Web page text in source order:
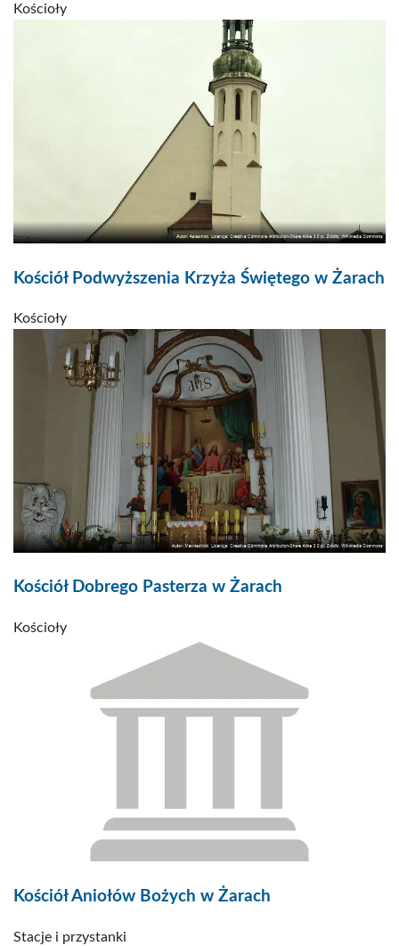
Kościoły
Kościół Podwyższenia Krzyża Świętego w Żarach
Kościoły
Kościół Dobrego Pasterza w Żarach
Kościoły
Kościół Aniołów Bożych w Żarach
Stacje i przystanki